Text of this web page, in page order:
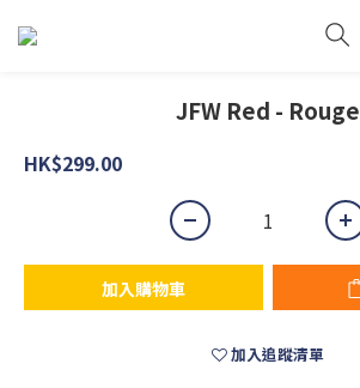
JFW Red - Rouge
HK$299.00
加入購物車
加入追蹤清單